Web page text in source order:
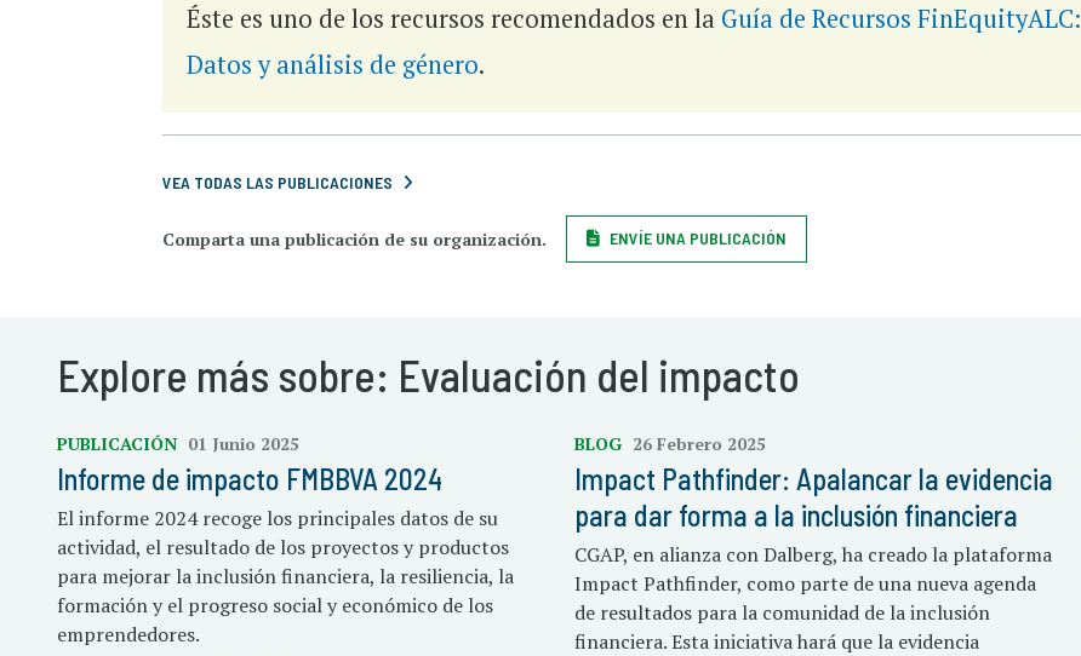
Éste es uno de los recursos recomendados en la Guía de Recursos FinEquityALC:
Datos y análisis de género.
VEA TODAS LAS PUBLICACIONES
Comparta una publicación de su organización. ENVÍE UNA PUBLICACIÓN
Explore más sobre: Evaluación del impacto
PUBLICACIÓN 01 Junio 2025
Informe de impacto FMBBVA 2024
El informe 2024 recoge los principales datos de su
actividad, el resultado de los proyectos y productos
para mejorar la inclusión financiera, la resiliencia, la
formación y el progreso social y económico de los
emprendedores.
BLOG 26 Febrero 2025
Impact Pathfinder: Apalancar la evidencia
para dar forma a la inclusión financiera
CGAP, en alianza con Dalberg, ha creado la plataforma
Impact Pathfinder, como parte de una nueva agenda
de resultados para la comunidad de la inclusión
financiera. Esta iniciativa hará que la evidencia